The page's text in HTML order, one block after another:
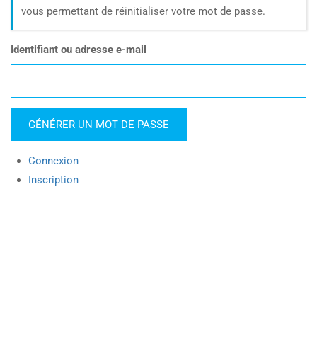
vous permettant de réinitialiser votre mot de passe.
Identifiant ou adresse e-mail
GÉNÉRER UN MOT DE PASSE
Connexion
Inscription